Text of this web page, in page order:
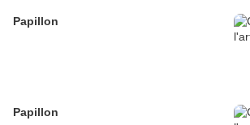
Papillon
Papillon